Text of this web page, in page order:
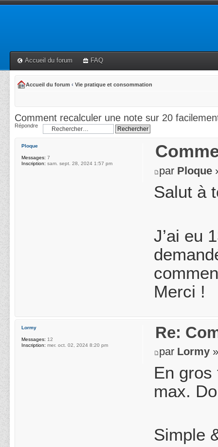
Accueil du forum FAQ
Accueil du forum ‹ Vie pratique et consommation
Comment recalculer une note sur 20
Répondre
par Ploque
Salut à
J’ai eu
Merci !
Ploque
Messages: 7
Inscription: sam. sept. 28, 2024 1:57 pm
Re:
par Lormy
En gros
max.
Simple
Lormy
Messages: 12
Inscription: mer. oct. 02, 2024 8:20 pm